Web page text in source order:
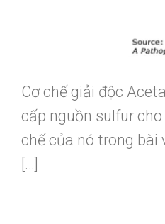
Cơ chế giải độc
cấp nguồn sulfur
chế của nó trong bài
[…]